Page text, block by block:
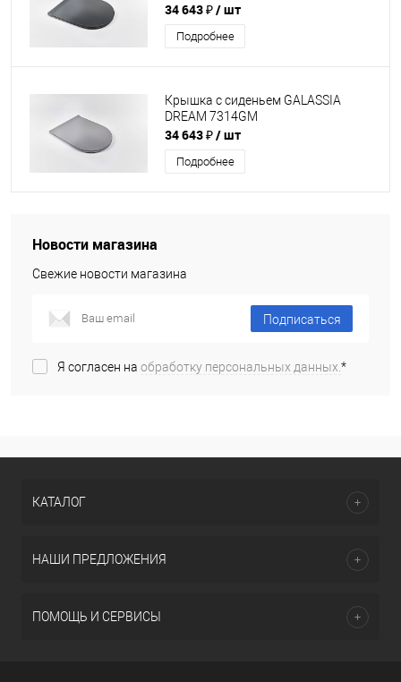
34 643 ₽/ шт
Подробнее
Крышка с сиденьем GALASSIA
DREAM 7314GM
34 643 ₽/ шт
Подробнее
Новости магазина
Свежие новости магазина
Подписаться
Я согласен на обработку персональных данных.*
КАТАЛОГ
НАШИ ПРЕДЛОЖЕНИЯ
ПОМОЩЬ И СЕРВИСЫ